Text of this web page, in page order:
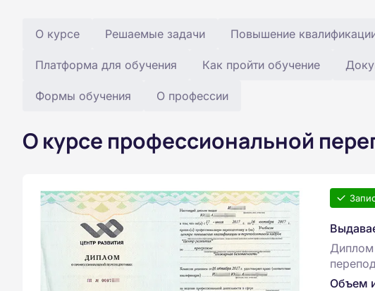
О курсе Решаемые задачи Повышение
Платформа для обучения Как пройти обучение
Формы обучения О профессии
О курсе профессиональной
Диплом
Объем